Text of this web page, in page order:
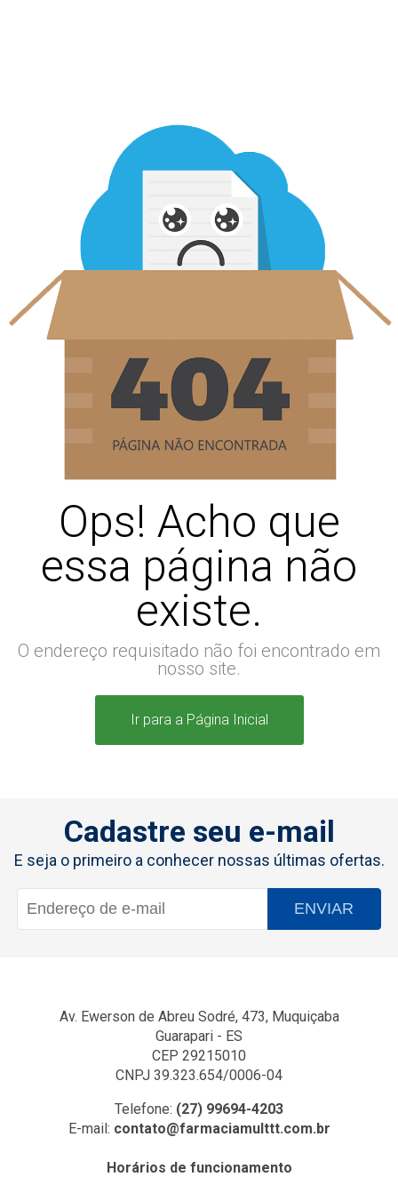
Ops! Acho que
essa página não
existe.
O endereço requisitado não foi encontrado em
nosso site.
Ir para a Página Inicial
Cadastre seu e-mail
E seja o primeiro a conhecer nossas últimas ofertas.
ENVIAR
Av. Ewerson de Abreu Sodré, 473, Muquiçaba
Guarapari - ES
CEP 29215010
CNPJ 39.323.654/0006-04
Telefone: (27) 99694-4203
E-mail: contato@farmaciamulttt.com.br
Horários de funcionamento